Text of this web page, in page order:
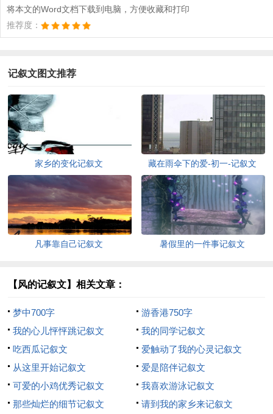
将本文的Word文档下载到电脑，方便收藏和打印
推荐度：
记叙文图文推荐
家乡的变化记叙文 藏在雨伞下的爱-初一-记叙文
凡事靠自己记叙文 暑假里的一件事记叙文
【风的记叙文】相关文章：
梦中700字
游香港750字
我的心儿怦怦跳记叙文
我的同学记叙文
吃西瓜记叙文
爱触动了我的心灵记叙文
从这里开始记叙文
爱是陪伴记叙文
可爱的小鸡优秀记叙文
我喜欢游泳记叙文
那些灿烂的细节记叙文
请到我的家乡来记叙文